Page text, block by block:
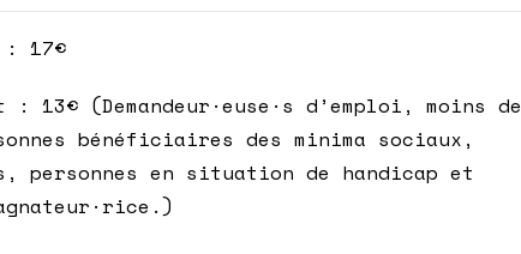
17€
(Demandeur·euse·s d’emploi, moins de
bénéficiaires des minima sociaux,
personnes en situation de handicap et